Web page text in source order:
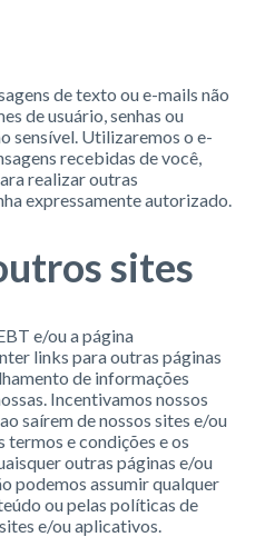
de texto ou e-mails não
de usuário, senhas ou
sensível. Utilizaremos o e-
recebidas de você,
realizar outras
expressamente autorizado.
sites
e/ou a página
links para outras páginas
de informações
Incentivamos nossos
saírem de nossos sites e/ou
e condições e os
outras páginas e/ou
podemos assumir qualquer
ou pelas políticas de
e/ou aplicativos.